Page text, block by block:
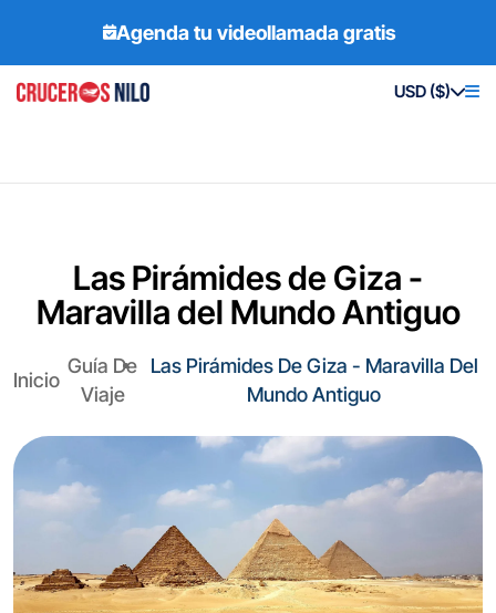
Agenda tu videollamada gratis
USD ($)
Las Pirámides de Giza -
Maravilla del Mundo Antiguo
Inicio
Guía De
Viaje
Las Pirámides De Giza - Maravilla Del
Mundo Antiguo